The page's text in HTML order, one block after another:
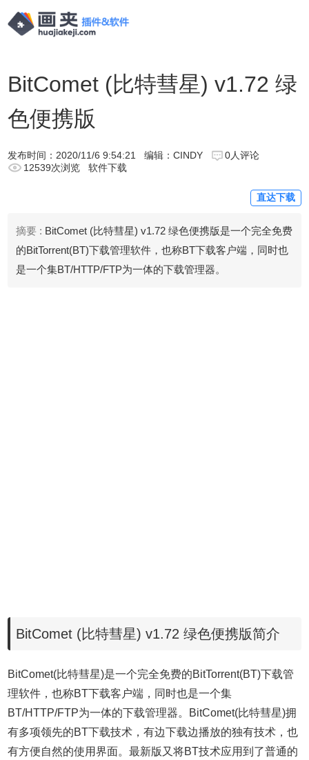
BitComet (比特彗星) v1.72 绿
色便携版
发布时间： 2020/11/6 9:54:21 编辑：CINDY
0人评论
12539次浏览
软件下载
直达下载
摘要 : BitComet (比特彗星) v1.72 绿色便携版是一个完全免费
的BitTorrent(BT)下载管理软件，也称BT下载客户端，同时也
是一个集BT/HTTP/FTP为一体的下载管理器。
BitComet (比特彗星) v1.72 绿色便携版简介
BitComet(比特彗星)是一个完全免费的BitTorrent(BT)下载管
理软件，也称BT下载客户端，同时也是一个集
BT/HTTP/FTP为一体的下载管理器。BitComet(比特彗星)拥
有多项领先的BT下载技术，有边下载边播放的独有技术，也
有方便自然的使用界面。最新版又将BT技术应用到了普通的